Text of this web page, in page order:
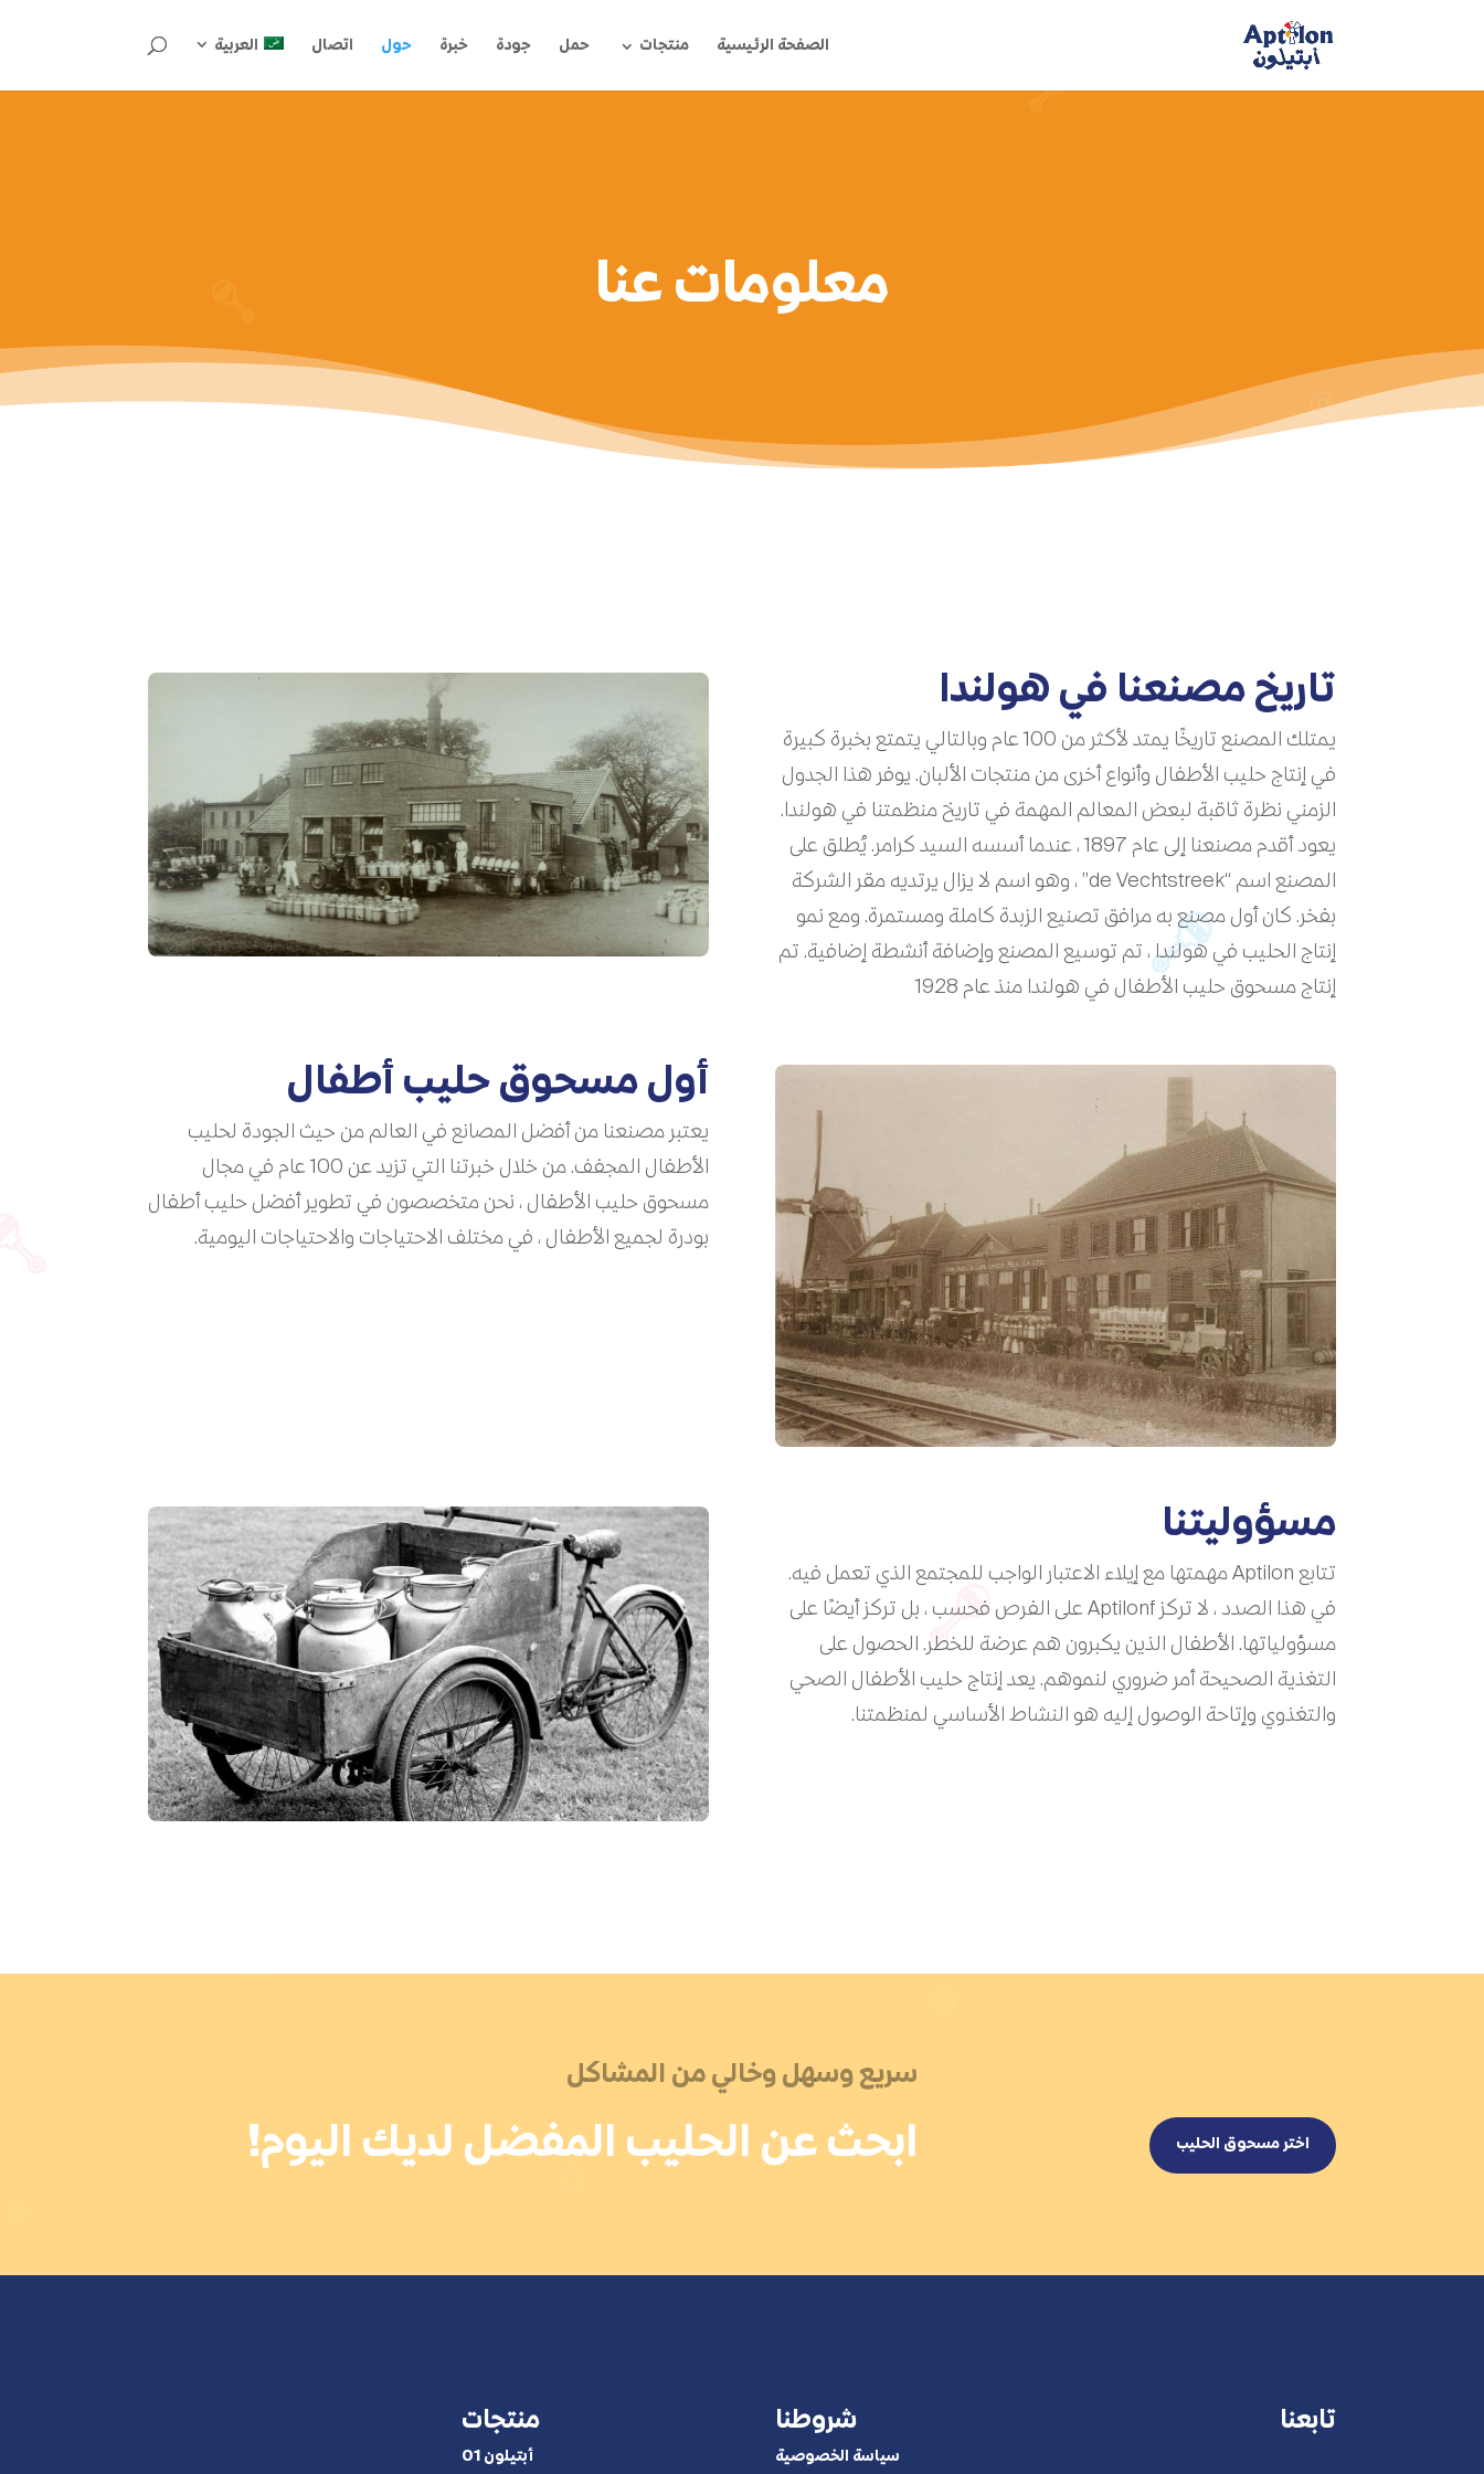
الصفحة الرئيسية منتجات حمل جودة خبرة حول اتصال العربية
معلومات عنا
تاريخ مصنعنا في هولندا
يمتلك المصنع تاريخًا يمتد لأكثر من 100 عام وبالتالي يتمتع بخبرة كبيرة
في إنتاج حليب الأطفال وأنواع أخرى من منتجات الألبان. يوفر هذا الجدول
الزمني نظرة ثاقبة لبعض المعالم المهمة في تاريخ منظمتنا في هولندا.
يعود أقدم مصنعنا إلى عام 1897 ، عندما أسسه السيد كرامر. يُطلق على
المصنع اسم “de Vechtstreek” ، وهو اسم لا يزال يرتديه مقر الشركة
بفخر. كان أول مصنع به مرافق تصنيع الزبدة كاملة ومستمرة. ومع نمو
إنتاج الحليب في هولندا ، تم توسيع المصنع وإضافة أنشطة إضافية. تم
إنتاج مسحوق حليب الأطفال في هولندا منذ عام 1928
أول مسحوق حليب أطفال
يعتبر مصنعنا من أفضل المصانع في العالم من حيث الجودة لحليب
الأطفال المجفف. من خلال خبرتنا التي تزيد عن 100 عام في مجال
مسحوق حليب الأطفال ، نحن متخصصون في تطوير أفضل حليب أطفال
بودرة لجميع الأطفال ، في مختلف الاحتياجات والاحتياجات اليومية.
مسؤوليتنا
تتابع Aptilon مهمتها مع إيلاء الاعتبار الواجب للمجتمع الذي تعمل فيه.
في هذا الصدد ، لا تركز Aptilonf على الفرص فحسب ، بل تركز أيضًا على
مسؤولياتها. الأطفال الذين يكبرون هم عرضة للخطر. الحصول على
التغذية الصحيحة أمر ضروري لنموهم. يعد إنتاج حليب الأطفال الصحي
والتغذوي وإتاحة الوصول إليه هو النشاط الأساسي لمنظمتنا.
سريع وسهل وخالي من المشاكل
ابحث عن الحليب المفضل لديك اليوم! اختر مسحوق الحليب
منتجات
أبتيلون 01
شروطنا
سياسة الخصوصية
تابعنا